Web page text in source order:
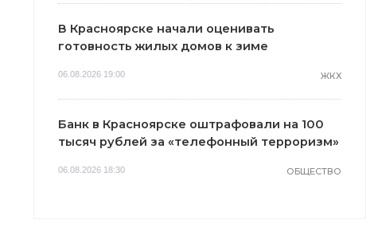
В Красноярске начали оценивать
готовность жилых домов к зиме
06.08.2026 19:00 ЖКХ
Банк в Красноярске оштрафовали на 100
тысяч рублей за «телефонный терроризм»
06.08.2026 18:30 ОБЩЕСТВО